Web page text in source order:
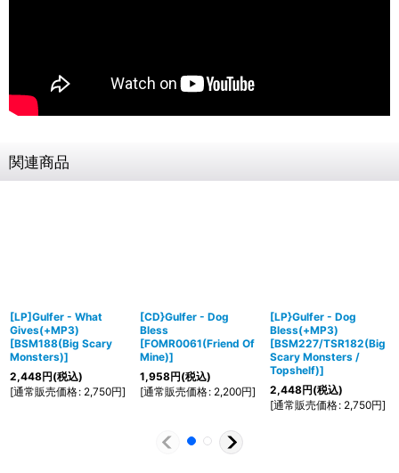
関連商品
[LP]Gulfer - What
Gives(+MP3)
[BSM188(Big Scary
Monsters)]
2,448円(税込)
[通常販売価格: 2,750円]
[CD}Gulfer - Dog
Bless
[FOMR0061(Friend Of
Mine)]
1,958円(税込)
[通常販売価格: 2,200円]
[LP}Gulfer - Dog
Bless(+MP3)
[BSM227/TSR182(Big
Scary Monsters /
Topshelf)]
2,448円(税込)
[通常販売価格: 2,750円]